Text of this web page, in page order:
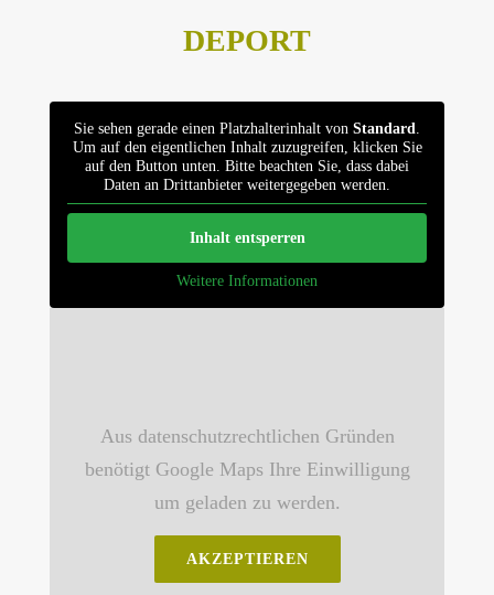
DEPORT
Sie sehen gerade einen Platzhalterinhalt von Standard
Um auf den eigentlichen Inhalt zuzugreifen, klicken Sie
auf den Button unten. Bitte beachten Sie, dass dabei
Daten an Drittanbieter weitergegeben werden.
Inhalt entsperren
Weitere Informationen
Aus datenschutzrechtlichen Gründen
benötigt Google Maps Ihre Einwilligung
um geladen zu werden.
AKZEPTIEREN